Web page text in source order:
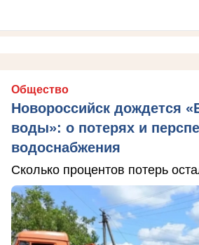
Общество
Новороссийск дождется
воды»: о потерях и
водоснабжения
Сколько процентов потерь